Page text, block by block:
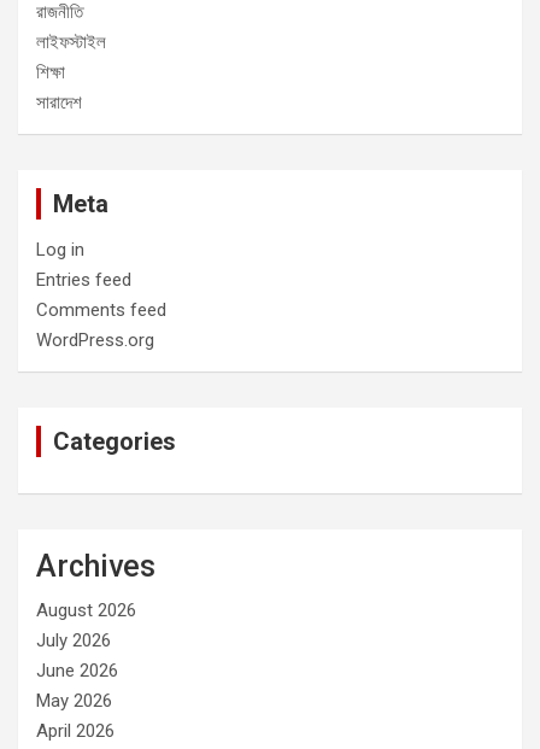
রাজনীতি
লাইফস্টাইল
শিক্ষা
সারাদেশ
Meta
Log in
Entries feed
Comments feed
WordPress.org
Categories
Archives
August 2026
July 2026
June 2026
May 2026
April 2026